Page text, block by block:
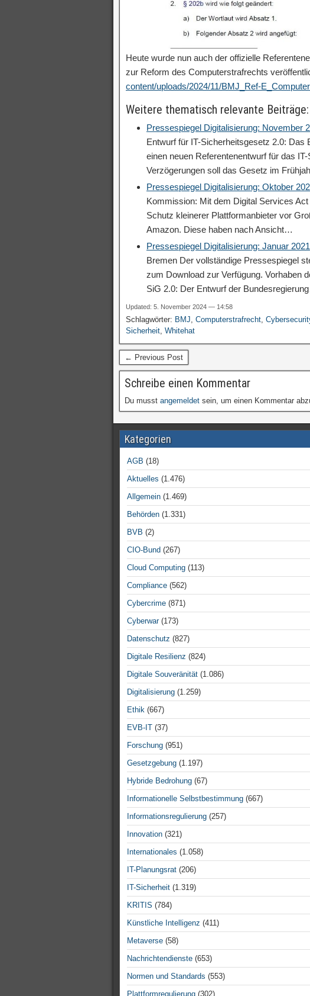
Heute wurde nun auch der offizielle
zur Reform des Computerstrafrechts
content/uploads/2024/11/BMJ_Ref-
Weitere thematisch relevante Beiträge:
Pressespiegel Digitalisierung: November
Entwurf für IT-Sicherheitsgesetz 2.0: Das
einen neuen Referentenentwurf für das
Verzögerungen soll das Gesetz im
Pressespiegel Digitalisierung: Oktober
Kommission: Mit dem Digital Services
Schutz kleinerer Plattformanbieter vor
Amazon. Diese haben nach Ansicht…
Pressespiegel Digitalisierung: Januar 2021
Bremen Der vollständige Pressespiegel
zum Download zur Verfügung. Vorhaben
SiG 2.0: Der Entwurf der
Updated: 5. November 2024 — 14:58
Schlagwörter: BMJ, Computerstrafrecht,
Sicherheit, Whitehat
← Previous Post
Schreibe einen Kommentar
Du musst angemeldet sein, um einen Kommentar
Kategorien
AGB (18)
Aktuelles (1.476)
Allgemein (1.469)
Behörden (1.331)
BVB (2)
CIO-Bund (267)
Cloud Computing (113)
Compliance (562)
Cybercrime (871)
Cyberwar(173)
Datenschutz (827)
Digitale Resilienz (824)
Digitale Souveränität (1.086)
Digitalisierung (1.259)
Ethik (667)
EVB-IT (37)
Forschung (951)
Gesetzgebung (1.197)
Hybride Bedrohung (67)
Informationelle Selbstbestimmung (667)
Informationsregulierung (257)
Innovation (321)
Internationales (1.058)
IT-Planungsrat (206)
IT-Sicherheit (1.319)
KRITIS (784)
Künstliche Intelligenz (411)
Metaverse (58)
Nachrichtendienste (653)
Normen und Standards (553)
Plattformregulierung (302)